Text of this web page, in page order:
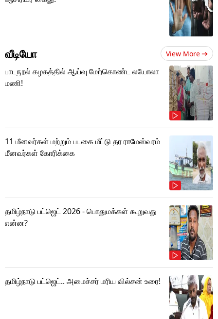
வீடியோ View More
பாடநூல் கழகத்தில் ஆய்வு மேற்கொண்ட லயோலா
மணி!
11 மீனவர்கள் மற்றும் படகை மீட்டு தர ராமேஸ்வரம்
மீனவர்கள் கோரிக்கை
தமிழ்நாடு பட்ஜெட் 2026 - பொதுமக்கள் கூறுவது
என்ன?
தமிழ்நாடு பட்ஜெட்.. அமைச்சர் மரிய வில்சன் உரை!